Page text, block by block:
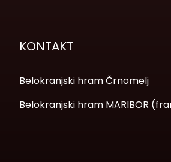
KONTAKT
Belokranjski hram Črnomelj
Belokranjski hram MARIBOR